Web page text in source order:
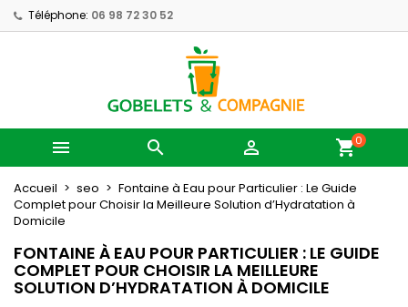
Téléphone: 06 98 72 30 52
   shopping_cart0
Accueil seo
Fontaine à Eau pour Particulier : Le Guide
Complet pour Choisir la Meilleure Solution d’Hydratation à
Domicile
FONTAINE À EAU POUR PARTICULIER : LE GUIDE
COMPLET POUR CHOISIR LA MEILLEURE
SOLUTION D’HYDRATATION À DOMICILE